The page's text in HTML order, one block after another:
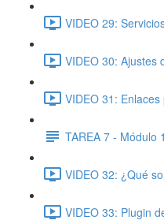
VIDEO 29:
VIDEO 30: Ajustes
VIDEO 31:
TAREA 7 - Módulo 1
VIDEO 32: ¿Qué
VIDEO 33: Plugin